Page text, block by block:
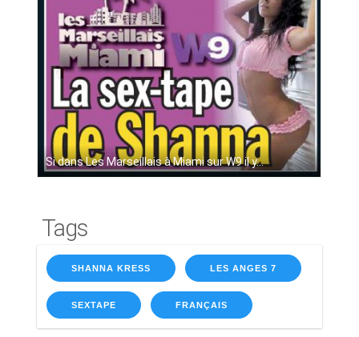
Si dans Les Marseillais à Miami sur W9 il y...
Tags
SHANNA KRESS LES ANGES 7
SEXTAPE FRANÇAIS